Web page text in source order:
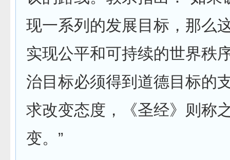
现一系列的发展目标，那么
实现公平和可持续的世界秩
治目标必须得到道德目标的
求改变态度，《圣经》则称
变。”